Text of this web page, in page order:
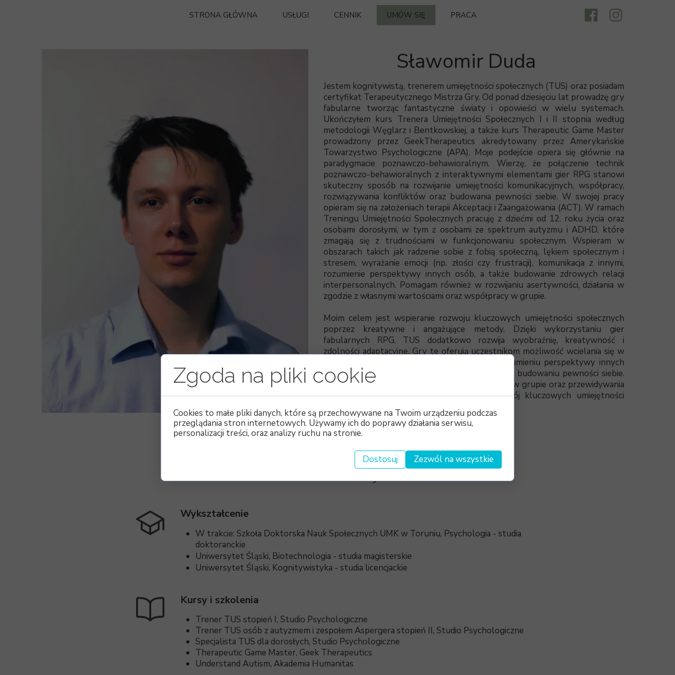
Kwalifikacje
Kursy i szkolenia
Trener TUS stopień I, Studio Psychologiczne
Trener TUS osób z autyzmem i zespołem Aspergera stopień II, Studio Psychologiczne
Specjalista TUS dla dorosłych, Studio Psychologiczne
Therapeutic Game Master, Geek Therapeutics
Understand Autism, Akademia Humanitas
Wykształcenie
W trakcie: Szkoła Doktorska Nauk Społecznych UMK w Toruniu, Psychologia - studia
doktoranckie
Uniwersytet Śląski, Biotechnologia - studia magisterskie
Uniwersytet Śląski, Kognitywistyka - studia licencjackie
Sławomir Duda
Jestem kognitywistą, trenerem umiejętności społecznych (TUS) oraz posiadam
certyfikat Terapeutycznego Mistrza Gry. Od ponad dziesięciu lat prowadzę gry
fabularne tworząc fantastyczne światy i opowieści w wielu systemach.
Ukończyłem kurs Trenera Umiejętności Społecznych I i II stopnia według
metodologii Węglarz i Bentkowskiej, a także kurs Therapeutic Game Master
prowadzony przez GeekTherapeutics akredytowany przez Amerykańskie
Towarzystwo Psychologiczne (APA). Moje podejście opiera się głównie na
paradygmacie poznawczo-behawioralnym. Wierzę, że połączenie technik
poznawczo-behawioralnych z interaktywnymi elementami gier RPG stanowi
skuteczny sposób na rozwijanie umiejętności komunikacyjnych, współpracy,
rozwiązywania konfliktów oraz budowania pewności siebie. W swojej pracy
opieram się na założeniach terapii Akceptacji i Zaangażowania (ACT). W ramach
Treningu Umiejętności Społecznych pracuję z dziećmi od 12. roku życia oraz
osobami dorosłymi, w tym z osobami ze spektrum autyzmu i ADHD, które
zmagają się z trudnościami w funkcjonowaniu społecznym. Wspieram w
obszarach takich jak radzenie sobie z fobią społeczną, lękiem społecznym i
stresem, wyrażanie emocji (np. złości czy frustracji), komunikacja z innymi,
rozumienie perspektywy innych osób, a także budowanie zdrowych relacji
interpersonalnych. Pomagam również w rozwijaniu asertywności, działania w
zgodzie z własnymi wartościami oraz współpracy w grupie.
Moim celem jest wspieranie rozwoju kluczowych umiejętności społecznych
poprzez kreatywne i angażujące metody. Dzięki wykorzystaniu gier
fabularnych RPG, TUS dodatkowo rozwija wyobraźnię, kreatywność i
zdolności adaptacyjne. Gry te oferują uczestnikom możliwość wcielania się w
różne role społeczne, co sprzyja lepszemu rozumieniu perspektywy innych
osób, radzeniu sobie w trudnych sytuacjach oraz budowaniu pewności siebie.
Ponadto, uczą współpracy, podejmowania decyzji w grupie oraz przewidywania
konsekwencji swoich działań, co wspiera rozwój kluczowych umiejętności
społecznych w angażujący i bezpieczny sposób.
STRONA GŁÓWNA
USŁUGI
NEUROLOG
ZAJĘCIA GRUPOWE DLA DOROSŁYCH
ZAJĘCIA GRUPOWE DLA NIELETNICH
CENNIK UMÓW SIĘ PRACA
Zgoda na pliki cookie
Cookies to małe pliki danych, które są przechowywane na Twoim urządzeniu podczas
przeglądania stron internetowych. Używamy ich do poprawy działania serwisu,
personalizacji treści, oraz analizy ruchu na stronie.
Dostosuj Zezwól na wszystkie